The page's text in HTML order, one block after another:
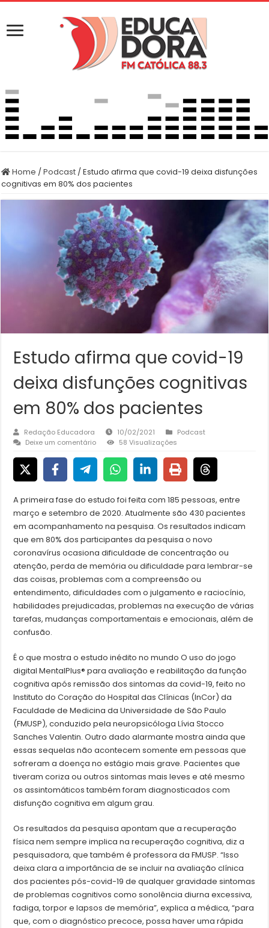
Home /Podcast /Estudo afirma que covid-19 deixa disfunções
cognitivas em 80% dos pacientes
Estudo afirma que covid-19
deixa disfunções cognitivas
em 80% dos pacientes
Redação Educadora 10/02/2021
Podcast
Deixe um comentário
58 Visualizações
A primeira fase do estudo foi feita com 185 pessoas, entre
março e setembro de 2020. Atualmente são 430 pacientes
em acompanhamento na pesquisa. Os resultados indicam
que em 80% dos participantes da pesquisa o novo
coronavírus ocasiona dificuldade de concentração ou
atenção, perda de memória ou dificuldade para lembrar-se
das coisas, problemas com a compreensão ou
entendimento, dificuldades com o julgamento e raciocínio,
habilidades prejudicadas, problemas na execução de várias
tarefas, mudanças comportamentais e emocionais, além de
confusão.
É o que mostra o estudo inédito no mundo O uso do jogo
digital MentalPlus® para avaliação e reabilitação da função
cognitiva após remissão dos sintomas da covid-19, feito no
Instituto do Coração do Hospital das Clínicas (InCor) da
Faculdade de Medicina da Universidade de São Paulo
(FMUSP), conduzido pela neuropsicóloga Lívia Stocco
Sanches Valentin. Outro dado alarmante mostra ainda que
essas sequelas não acontecem somente em pessoas que
sofreram a doença no estágio mais grave. Pacientes que
tiveram coriza ou outros sintomas mais leves e até mesmo
os assintomáticos também foram diagnosticados com
disfunção cognitiva em algum grau.
Os resultados da pesquisa apontam que a recuperação
física nem sempre implica na recuperação cognitiva, diz a
pesquisadora, que também é professora da FMUSP. “Isso
deixa clara a importância de se incluir na avaliação clínica
dos pacientes pós-covid-19 de qualquer gravidade sintomas
de problemas cognitivos como sonolência diurna excessiva,
fadiga, torpor e lapsos de memória”, explica a médica, “para
que, com o diagnóstico precoce, possa haver uma rápida